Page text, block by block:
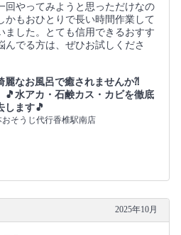
回やってみようと思っただけなの
かもおひとりで長い時間作業して
ました。とても信用できるおすす
んでる方は、ぜひお試しくださ
麗なお風呂で癒されませんか⁈
水アカ・石鹸カス・カビを徹底
します🎵
おそうじ代行香椎駅南店
2025年10月